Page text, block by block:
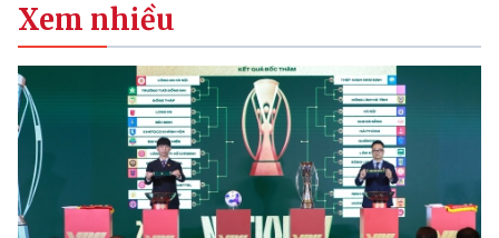
Xem nhiều